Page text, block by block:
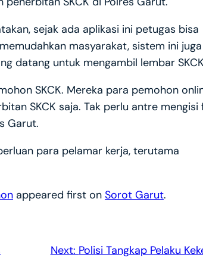
sejak ada aplikasi ini petugas bisa
masyarakat, sistem ini juga
datang untuk mengambil lembar
SKCK. Mereka para pemohon
SKCK saja. Tak perlu antre mengisi
Garut.
para pelamar kerja, terutama
appeared first on Sorot Garut.
Next: Polisi Tangkap Pelaku